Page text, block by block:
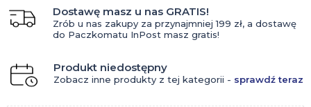
Dostawę masz u nas GRATIS!
Zrób u nas zakupy za przynajmniej 199 zł, a dostawę
do Paczkomatu InPost masz gratis!
Produkt niedostępny
Zobacz inne produkty z tej kategorii - sprawdź teraz